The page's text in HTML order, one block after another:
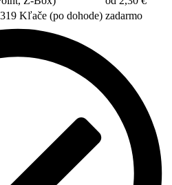
Kľače (po dohode) zadarmo